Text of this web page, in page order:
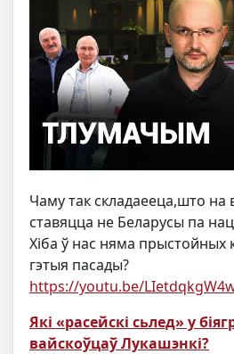
Чаму так складаееца,што на
ставяцца не Беларусы па
Хіба ў нас няма прыстойных
гэтыя пасады?
https://youtu.be/
Які «расейскі сьлед» у
вайскоўцаў Лукашэнкі?